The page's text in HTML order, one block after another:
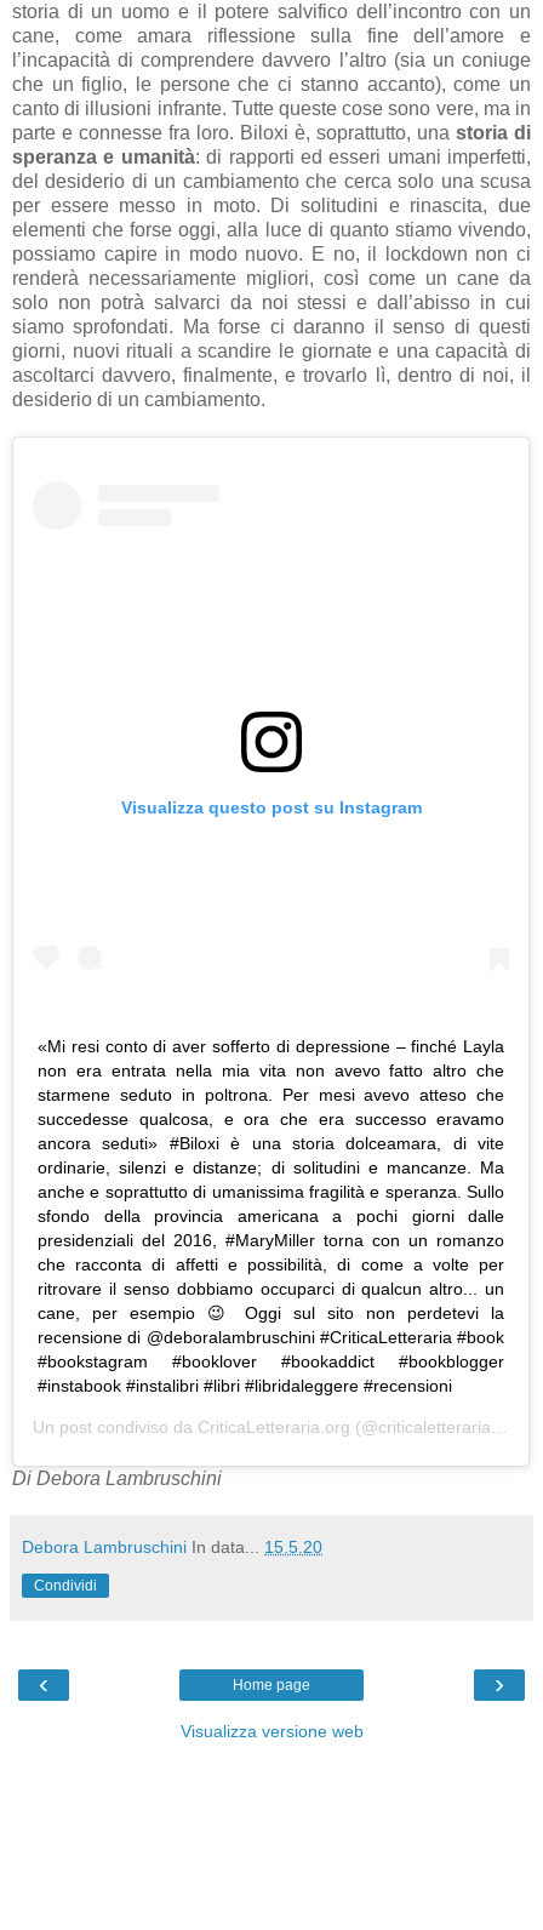
storia di un uomo e il potere salvifico dell’incontro con un
cane, come amara riflessione sulla fine dell’amore e
l’incapacità di comprendere davvero l’altro (sia un coniuge
che un figlio, le persone che ci stanno accanto), come un
canto di illusioni infrante. Tutte queste cose sono vere, ma in
parte e connesse fra loro. Biloxi è, soprattutto, una storia di
speranza e umanità: di rapporti ed esseri umani imperfetti,
del desiderio di un cambiamento che cerca solo una scusa
per essere messo in moto. Di solitudini e rinascita, due
elementi che forse oggi, alla luce di quanto stiamo vivendo,
possiamo capire in modo nuovo. E no, il lockdown non ci
renderà necessariamente migliori, così come un cane da
solo non potrà salvarci da noi stessi e dall’abisso in cui
siamo sprofondati. Ma forse ci daranno il senso di questi
giorni, nuovi rituali a scandire le giornate e una capacità di
ascoltarci davvero, finalmente, e trovarlo lì, dentro di noi, il
desiderio di un cambiamento.
Visualizza questo post su Instagram
«Mi resi conto di aver sofferto di depressione – finché Layla
non era entrata nella mia vita non avevo fatto altro che
starmene seduto in poltrona. Per mesi avevo atteso che
succedesse qualcosa, e ora che era successo eravamo
ancora seduti» #Biloxi è una storia dolceamara, di vite
ordinarie, silenzi e distanze; di solitudini e mancanze. Ma
anche e soprattutto di umanissima fragilità e speranza. Sullo
sfondo della provincia americana a pochi giorni dalle
presidenziali del 2016, #MaryMiller torna con un romanzo
che racconta di affetti e possibilità, di come a volte per
ritrovare il senso dobbiamo occuparci di qualcun altro... un
cane, per esempio 😉 Oggi sul sito non perdetevi la
recensione di @deboralambruschini #CriticaLetteraria #book
#bookstagram #booklover #bookaddict #bookblogger
#instabook #instalibri #libri #libridaleggere #recensioni
Un post condiviso da CriticaLetteraria.org (@criticaletteraria) in data:
Di Debora Lambruschini
Debora Lambruschini In data... 15.5.20
Condividi
‹ ›
Home page
Visualizza versione web